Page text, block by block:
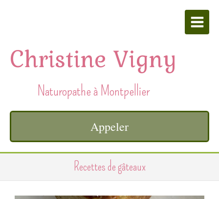
Christine Vigny
Naturopathe à Montpellier
Appeler
Recettes de gâteaux